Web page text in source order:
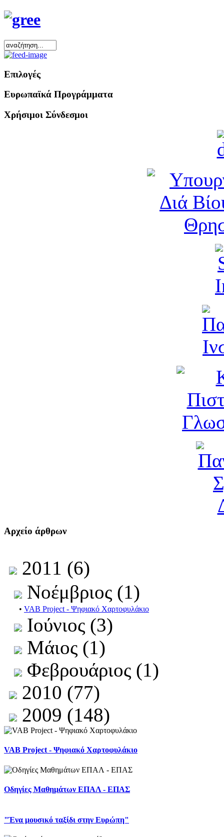
Επιλογές
Ευρωπαϊκά Προγράμματα
Χρήσιμοι Σύνδεσμοι
Αρχείο άρθρων
2011 (6)
Νοέμβριος (1)
• VAB Project - Ψηφιακό Χαρτοφυλάκιο
Ιούνιος (3)
Μάιος (1)
Φεβρουάριος (1)
2010 (77)
2009 (148)
VAB Project - Ψηφιακό Χαρτοφυλάκιο
Οδηγίες Μαθημάτων ΕΠΑΛ - ΕΠΑΣ
"Ένα μουσικό ταξίδι στην Ευρώπη"